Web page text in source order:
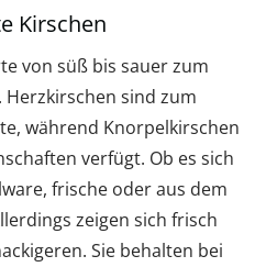
Kirschen
von süß bis sauer zum
sind zum
während Knorpelkirschen
verfügt. Ob es sich
frische oder aus dem
zeigen sich frisch
Sie behalten bei